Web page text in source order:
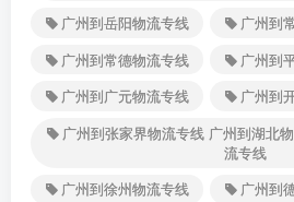
广州到岳阳物流专线
广州到
广州到常德物流专线
广州到
广州到广元物流专线
广州到
广州到张家界物流专线 广州到湖北
流专线
广州到徐州物流专线
广州到